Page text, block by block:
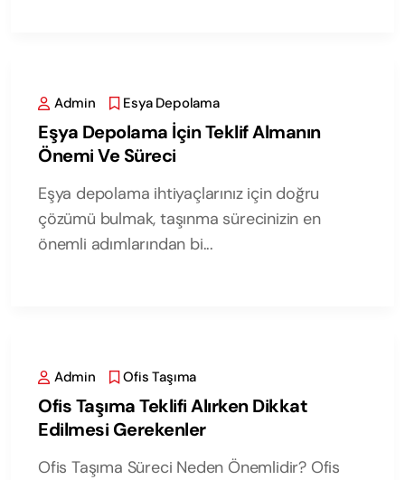
Admin Esya Depolama
Eşya Depolama İçin Teklif Almanın
Önemi Ve Süreci
Eşya depolama ihtiyaçlarınız için doğru
çözümü bulmak, taşınma sürecinizin en
önemli adımlarından bi...
Admin Ofis Taşıma
Ofis Taşıma Teklifi Alırken Dikkat
Edilmesi Gerekenler
Ofis Taşıma Süreci Neden Önemlidir? Ofis